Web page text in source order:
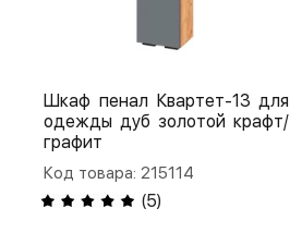
Шкаф пенал Квартет-13 для
одежды дуб золотой крафт/
графит
Код товара: 215114
(5)